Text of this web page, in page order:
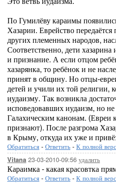
По Гумилёву караимы
Хазарии. Еврейство
других племенных народов,
Соответственно, дети
и признание. А если отцом
хазарянка, то ребёнок и не
принят в общину. Но отцы-
детей и учили их той религии,
иудаизму. Так возникла
исповедовавших иудаизм, но
Галахическим канонам. (Евреи
признают). После разгрома
в Крыму, откуда их уже и
Обратиться - Ответить - К полной
Vitana 23-03-2010-09:56 удалить
Караимка - какая красовтка
Обратиться - Ответить - К полной